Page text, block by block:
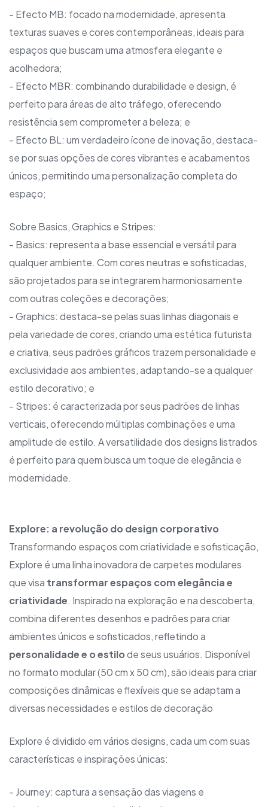
- Efecto MB: focado na modernidade, apresenta
texturas suaves e cores contemporâneas, ideais para
espaços que buscam uma atmosfera elegante e
acolhedora;
- Efecto MBR: combinando durabilidade e design, é
perfeito para áreas de alto tráfego, oferecendo
resistência sem comprometer a beleza; e
- Efecto BL: um verdadeiro ícone de inovação, destaca-
se por suas opções de cores vibrantes e acabamentos
únicos, permitindo uma personalização completa do
espaço;
Sobre Basics, Graphics e Stripes:
- Basics: representa a base essencial e versátil para
qualquer ambiente. Com cores neutras e sofisticadas,
são projetados para se integrarem harmoniosamente
com outras coleções e decorações;
- Graphics: destaca-se pelas suas linhas diagonais e
pela variedade de cores, criando uma estética futurista
e criativa, seus padrões gráficos trazem personalidade e
exclusividade aos ambientes, adaptando-se a qualquer
estilo decorativo; e
- Stripes: é caracterizada por seus padrões de linhas
verticais, oferecendo múltiplas combinações e uma
amplitude de estilo. A versatilidade dos designs listrados
é perfeito para quem busca um toque de elegância e
modernidade.
Explore: a revolução do design corporativo
Transformando espaços com criatividade e sofisticação,
Explore é uma linha inovadora de carpetes modulares
que visa transformar espaços com elegância e
criatividade. Inspirado na exploração e na descoberta,
combina diferentes desenhos e padrões para criar
ambientes únicos e sofisticados, refletindo a
personalidade e o estilode seus usuários. Disponível
no formato modular (50 cm x 50 cm), são ideais para criar
composições dinâmicas e flexíveis que se adaptam a
diversas necessidades e estilos de decoração
Explore é dividido em vários designs, cada um com suas
características e inspirações únicas:
- Journey: captura a sensação das viagens e